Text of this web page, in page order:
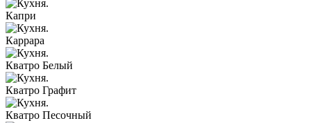
Капри
Каррара
Кватро Белый
Кватро Графит
Кватро Песочный